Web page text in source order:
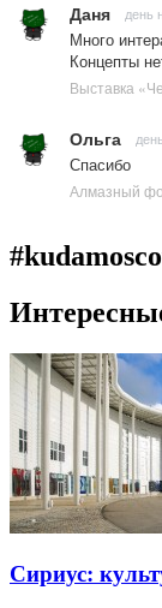
Даня день
Много
Концепты
Выставка
Ольга
Спасибо
Алмазный
Сириус: